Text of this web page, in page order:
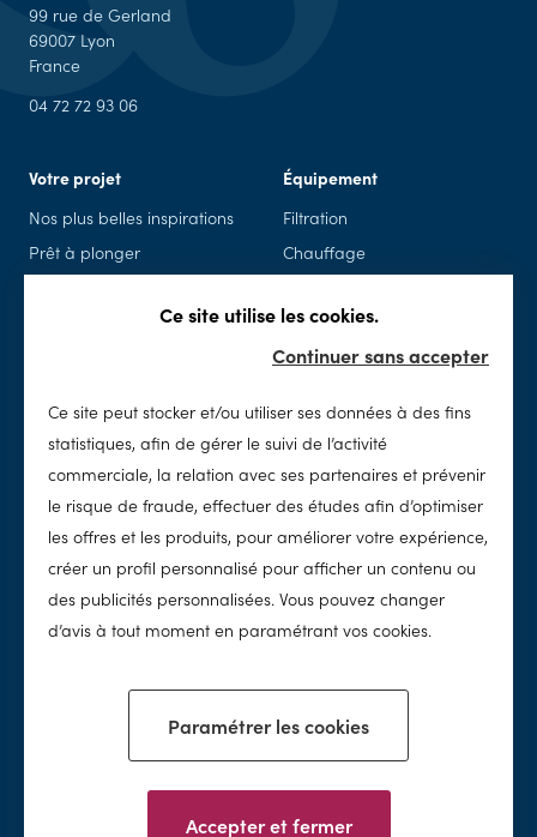
99 rue de Gerland
69007 Lyon
France
04 72 72 93 06
Votre projet
Nos plus belles inspirations
Prêt à plonger
Équipement
Filtration
Chauffage
Sécurité
Accessoires & loisirs
Entretien
Nettoyage
Chimie
Traitement de l'eau
SolidPool
Notre concept
Notre réseau
Nos valeurs
Nos conseils
Mentions légales & conditions d'utilisation
Ce site utilise les cookies.
Continuer sans accepter
Ce site peut stocker et/ou utiliser ses données à des fins
statistiques, afin de gérer le suivi de l’activité
commerciale, la relation avec ses partenaires et prévenir
le risque de fraude, effectuer des études afin d’optimiser
les offres et les produits, pour améliorer votre expérience,
créer un profil personnalisé pour afficher un contenu ou
des publicités personnalisées. Vous pouvez changer
d’avis à tout moment en paramétrant vos cookies.
Paramétrer les cookies
Accepter et fermer